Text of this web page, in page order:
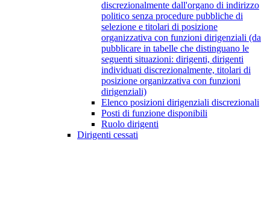
discrezionalmente dall'organo di indirizzo
politico senza procedure pubbliche di
selezione e titolari di posizione
organizzativa con funzioni dirigenziali (da
pubblicare in tabelle che distinguano le
seguenti situazioni: dirigenti, dirigenti
individuati discrezionalmente, titolari di
posizione organizzativa con funzioni
dirigenziali)
Elenco posizioni dirigenziali discrezionali
Posti di funzione disponibili
Ruolo dirigenti
Dirigenti cessati